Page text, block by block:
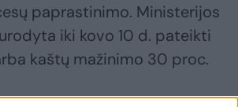
paprastinimo. Ministerijos
iki kovo 10 d. pateikti
kaštų mažinimo 30 proc.